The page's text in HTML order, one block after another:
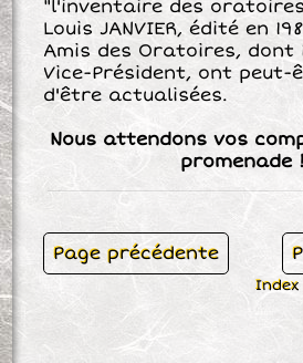
"l'inventaire des
Louis JANVIER, édité en
Amis des Oratoires, dont
Vice-Président, ont peut-
d'être actualisées.
Nous attendons vos
promenade !
Page précédente
Index